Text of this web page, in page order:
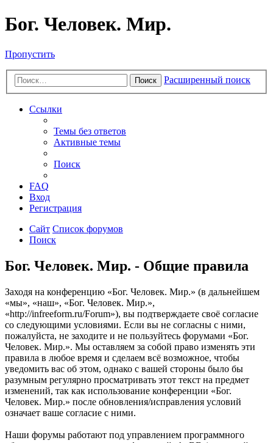
Бог. Человек. Мир.
Пропустить
Поиск Расширенный поиск
Ссылки
Темы без ответов
Активные темы
Поиск
FAQ
Вход
Регистрация
Сайт Список форумов
Поиск
Бог. Человек. Мир. - Общие правила
Заходя на конференцию «Бог. Человек. Мир.» (в дальнейшем
«мы», «наш», «Бог. Человек. Мир.»,
«http://infreeform.ru/Forum»), вы подтверждаете своё согласие
со следующими условиями. Если вы не согласны с ними,
пожалуйста, не заходите и не пользуйтесь форумами «Бог.
Человек. Мир.». Мы оставляем за собой право изменять эти
правила в любое время и сделаем всё возможное, чтобы
уведомить вас об этом, однако с вашей стороны было бы
разумным регулярно просматривать этот текст на предмет
изменений, так как использование конференции «Бог.
Человек. Мир.» после обновления/исправления условий
означает ваше согласие с ними.
Наши форумы работают под управлением программного